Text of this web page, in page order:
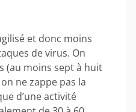
et donc moins
de virus. On
(au moins sept à huit
ne zappe pas la
d’une activité